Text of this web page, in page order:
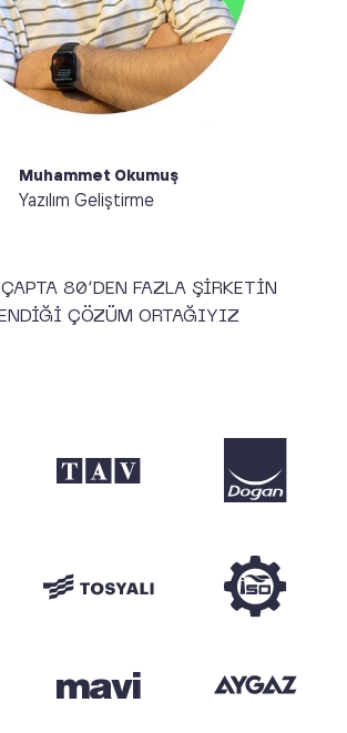
büyük keyif alıyorum. Hem iş hem de
sürekli gelişim arayışında olan
Muhammet Okumuş
Yazılım Geliştirme
ÇAPTA 80’DEN FAZLA ŞİRKETİN
ÇÖZÜM ORTAĞIYIZ